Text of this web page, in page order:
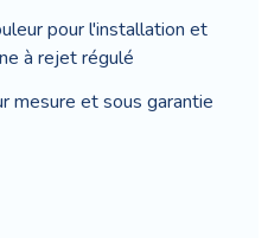
pour l'installation et
à rejet régulé
mesure et sous garantie